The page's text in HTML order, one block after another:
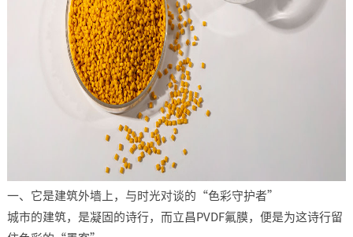
一、它是建筑外墙上，与时光对谈的“色彩守护者”​
城市的建筑，是凝固的诗行，而立昌PVDF氟膜，便是为这诗行留